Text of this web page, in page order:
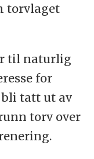
torvlaget
til naturlig
for
bli tatt ut av
torv over